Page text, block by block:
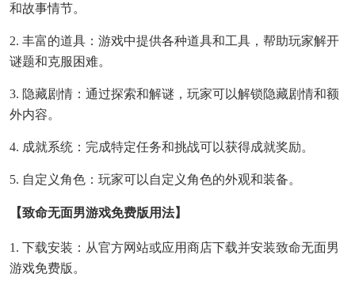
和故事情节。
2. 丰富的道具：游戏中提供各种道具和工具，帮助玩家解开
谜题和克服困难。
3. 隐藏剧情：通过探索和解谜，玩家可以解锁隐藏剧情和额
外内容。
4. 成就系统：完成特定任务和挑战可以获得成就奖励。
5. 自定义角色：玩家可以自定义角色的外观和装备。
【致命无面男游戏免费版用法】
1. 下载安装：从官方网站或应用商店下载并安装致命无面男
游戏免费版。